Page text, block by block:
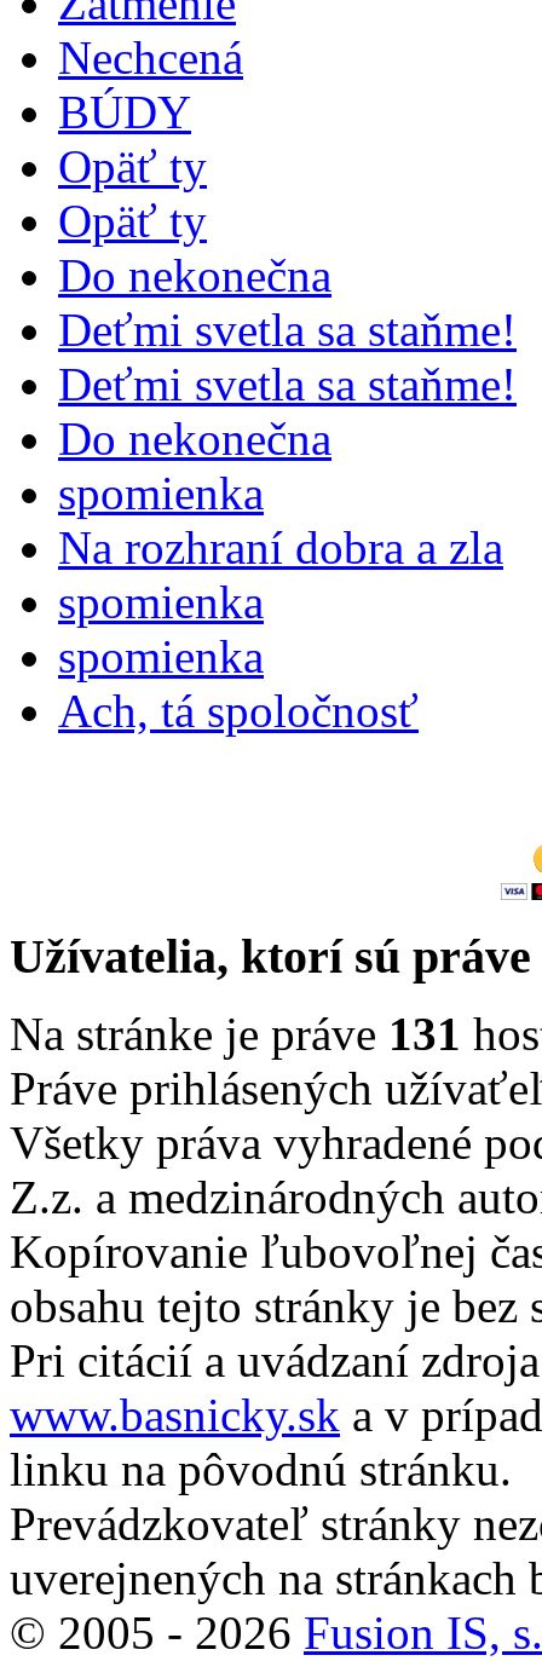
Nechcená
BÚDY
Opäť ty
Opäť ty
Do nekonečna
Deťmi svetla sa staňme!
Deťmi svetla sa staňme!
Do nekonečna
spomienka
Na rozhraní dobra a zla
spomienka
spomienka
Ach, tá spoločnosť
Užívatelia, ktorí sú
Na stránke je práve 131
Práve prihlásených
Všetky práva vyhradené
Z.z. a medzinárodných
Kopírovanie ľubovoľnej
obsahu tejto stránky je bez
Pri citácií a uvádzaní
www.basnicky.sk a v
linku na pôvodnú stránku.
Prevádzkovateľ stránky
uverejnených na stránkach
© 2005 - 2026 Fusion IS,